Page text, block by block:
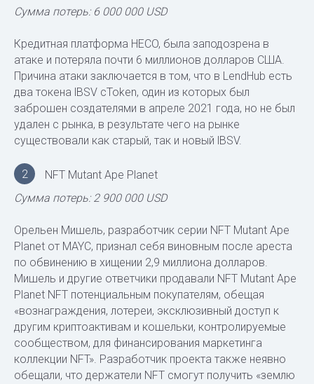
Сумма потерь: 6 000 000 USD
Кредитная платформа HECO, была заподозрена в
атаке и потеряла почти 6 миллионов долларов США.
Причина атаки заключается в том, что в LendHub есть
два токена lBSV cToken, один из которых был
заброшен создателями в апреле 2021 года, но не был
удален с рынка, в результате чего на рынке
существовали как старый, так и новый lBSV.
2
NFT Mutant Ape Planet
Сумма потерь: 2 900 000 USD
Орельен Мишель, разработчик серии NFT Mutant Ape
Planet от MAYC, признал себя виновным после ареста
по обвинению в хищении 2,9 миллиона долларов.
Мишель и другие ответчики продавали NFT Mutant Ape
Planet NFT потенциальным покупателям, обещая
«вознаграждения, лотереи, эксклюзивный доступ к
другим криптоактивам и кошельки, контролируемые
сообществом, для финансирования маркетинга
коллекции NFT». Разработчик проекта также неявно
обещали, что держатели NFT смогут получить «землю